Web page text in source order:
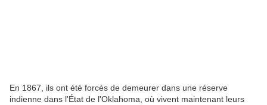
En 1867, ils ont été forcés de demeurer dans une réserve
indienne dans l'État de l'Oklahoma, où vivent maintenant leurs